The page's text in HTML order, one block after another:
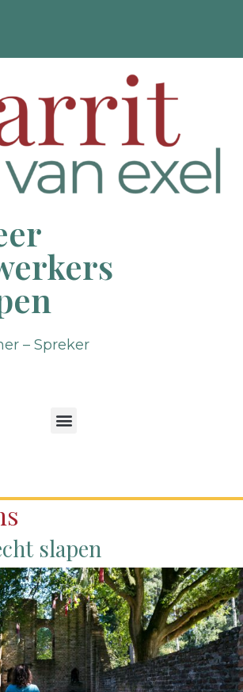
– Spreker
slapen